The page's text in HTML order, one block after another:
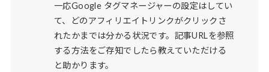
一応Google タグマネージャーの設定はしてい
て、どのアフィリエイトリンクがクリックさ
れたかまでは分かる状況です。記事URLを参照
する方法をご存知でしたら教えていただける
と助かります。